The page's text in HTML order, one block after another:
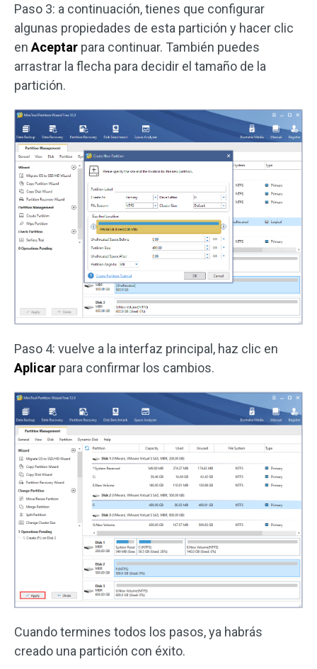
Paso 3: a continuación, tienes que configurar
algunas propiedades de esta partición y hacer clic
en Aceptar para continuar. También puedes
arrastrar la flecha para decidir el tamaño de la
partición.
Paso 4: vuelve a la interfaz principal, haz clic en
Aplicar para confirmar los cambios.
Cuando termines todos los pasos, ya habrás
creado una partición con éxito.